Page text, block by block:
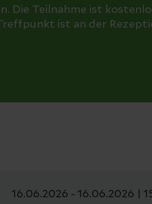
Die Teilnahme ist
ist an der
16.06.2026 - 16.06.2026 |